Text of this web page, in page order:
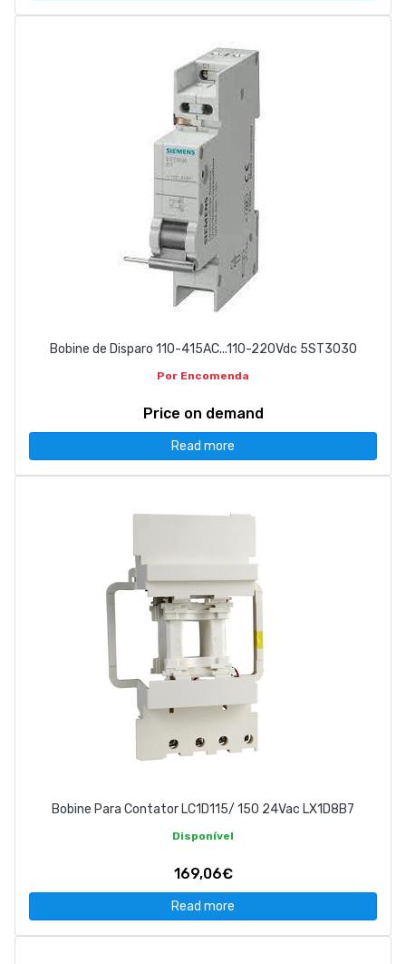
Bobine de Disparo 110-415AC...110-220Vdc 5ST3030
Por Encomenda
Price on demand
Read more
Bobine Para Contator LC1D115/ 150 24Vac LX1D8B7
Disponível
169,06€
Read more